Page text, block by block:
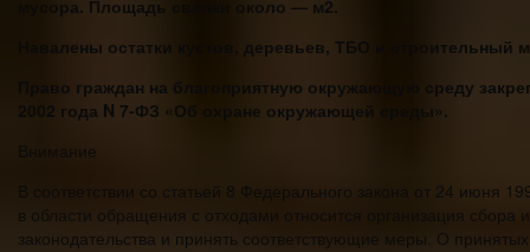
мусора. Площадь свалки около — м2.
Навалены остатки кустов, деревьев, ТБО и строительный
Право граждан на благоприятную окружающую среду
2002 года N 7-ФЗ «Об охране окружающей среды».
Внимание
В соответствии со статьей 8 Федерального закона от 24
в области обращения с отходами относится организация
законодательства и принять соответствующие меры. О